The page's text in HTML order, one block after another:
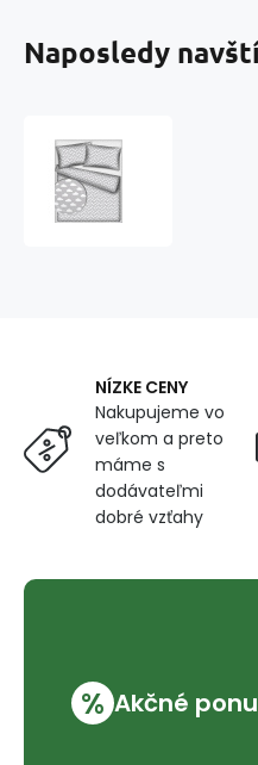
Naposledy
NÍZKE CENY
Nakupujeme vo
veľkom a preto
máme s
dodávateľmi
dobré vzťahy
% Akčné